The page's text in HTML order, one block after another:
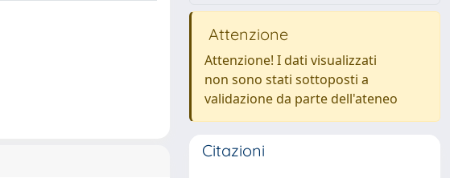
Attenzione
Attenzione! I dati visualizzati
non sono stati sottoposti a
validazione da parte dell'ateneo
Citazioni